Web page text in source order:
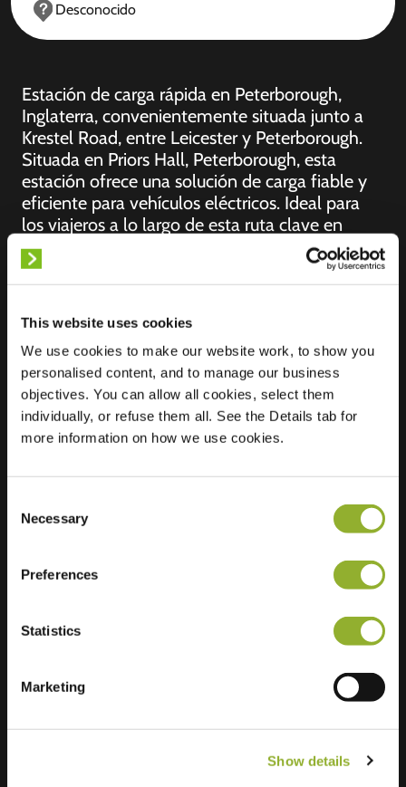
This website uses cookies
We use cookies to make our website work, to show you
personalised content, and to manage our business
objectives. You can allow all cookies, select them
individually, or refuse them all. See the Details tab for
more information on how we use cookies.
Selection
Necessary
Preferences
Statistics
Marketing
Show details
Desconocido
Estación de carga rápida en Peterborough,
Inglaterra, convenientemente situada junto a
Krestel Road, entre Leicester y Peterborough.
Situada en Priors Hall, Peterborough, esta
estación ofrece una solución de carga fiable y
eficiente para vehículos eléctricos. Ideal para
los viajeros a lo largo de esta ruta clave en
Inglaterra, ofrece una parada rápida y cómoda
para cargar su VE mientras disfruta de los
servicios cercanos.
Ubicación
Rutland Veterinary
Centre, Priors Hall
NN17 5GT corby